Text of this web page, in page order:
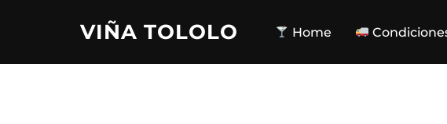
VIÑA TOLOLO Home